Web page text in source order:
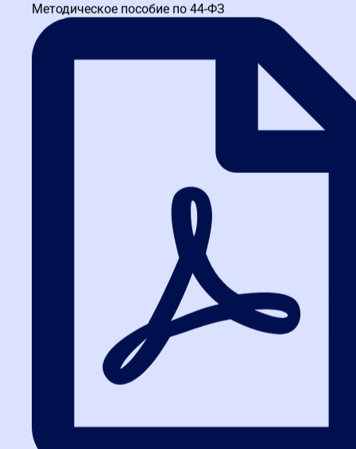
Маркетплейсы для школ и платные ящики на
Госуслугах: новые правила для поставщиков по 44-ФЗ
Судебный спор по 44-ФЗ: 504 часа обучения – что
важно знать заказчикам и поставщикам
Бесплатный вебинар 17 июля: изменения в закупках с 1
Методическое пособие по 44-ФЗ